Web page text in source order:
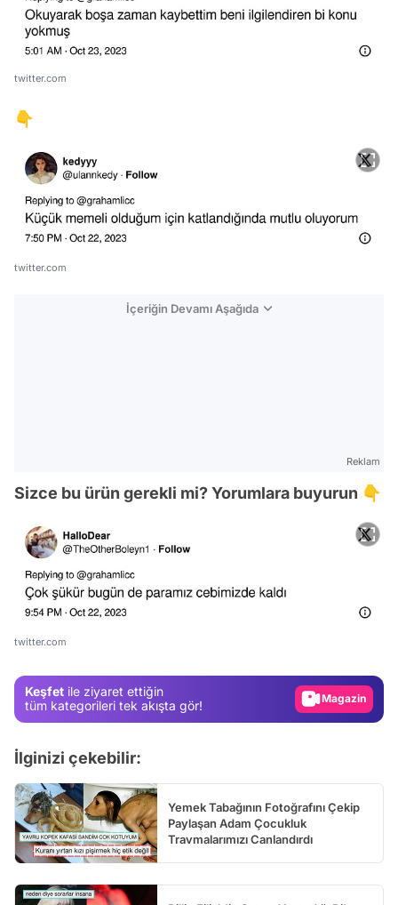
twitter.com
👇
twitter.com
İçeriğin Devamı Aşağıda
Reklam
Sizce bu ürün gerekli mi? Yorumlara buyurun 👇
twitter.com
Keşfet ile ziyaret ettiğin
tüm kategorileri tek akışta gör!
Video
Magazin
Video
İlginizi çekebilir:
Yemek Tabağının Fotoğrafını Çekip
Paylaşan Adam Çocukluk
Travmalarımızı Canlandırdı